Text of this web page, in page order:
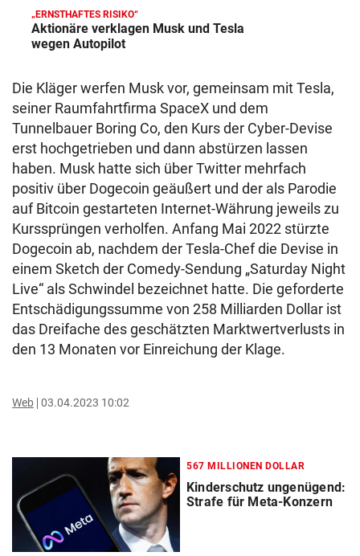
„ERNSTHAFTES RISIKO“
Aktionäre verklagen Musk und Tesla
wegen Autopilot
Die Kläger werfen Musk vor, gemeinsam mit Tesla,
seiner Raumfahrtfirma SpaceX und dem
Tunnelbauer Boring Co, den Kurs der Cyber-Devise
erst hochgetrieben und dann abstürzen lassen
haben. Musk hatte sich über Twitter mehrfach
positiv über Dogecoin geäußert und der als Parodie
auf Bitcoin gestarteten Internet-Währung jeweils zu
Kurssprüngen verholfen. Anfang Mai 2022 stürzte
Dogecoin ab, nachdem der Tesla-Chef die Devise in
einem Sketch der Comedy-Sendung „Saturday Night
Live“ als Schwindel bezeichnet hatte. Die geforderte
Entschädigungssumme von 258 Milliarden Dollar ist
das Dreifache des geschätzten Marktwertverlusts in
den 13 Monaten vor Einreichung der Klage.
Web 03.04.2023 10:02
567 MILLIONEN DOLLAR
Kinderschutz ungenügend:
Strafe für Meta-Konzern